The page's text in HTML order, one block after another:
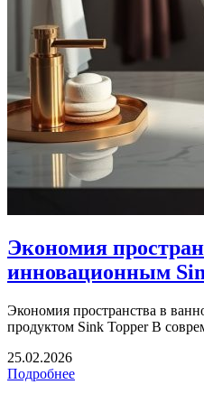
Экономия
инновационным
Экономия пространства в
продуктом Sink Topper В
25.02.2026
Подробнее